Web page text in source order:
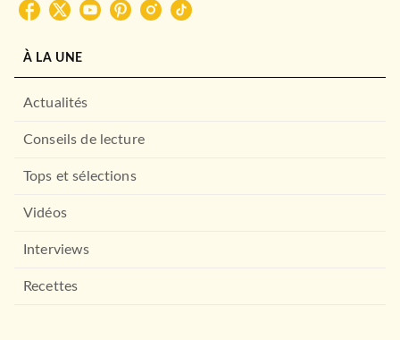
À LA UNE
Actualités
Conseils de lecture
Tops et sélections
Vidéos
Interviews
Recettes